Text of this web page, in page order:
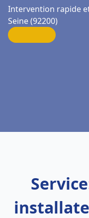
Intervention rapide
Seine (92200)